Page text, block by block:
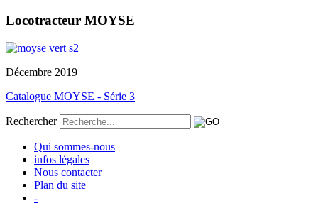
Locotracteur MOYSE
Décembre 2019
Catalogue MOYSE - Série 3
Rechercher
Qui sommes-nous
infos légales
Nous contacter
Plan du site
-